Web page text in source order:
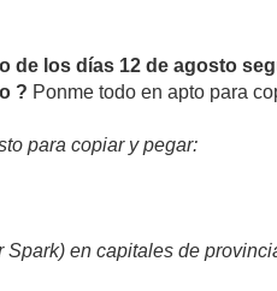
de los días 12 de agosto
? Ponme todo en apto para
para copiar y pegar:
en capitales de